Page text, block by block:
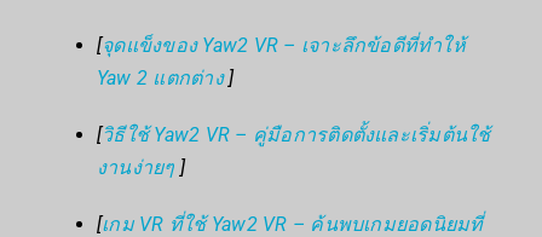
[จุดแข็งของ Yaw2 VR – เจาะลึกข้อดีที่ทำให้
Yaw 2 แตกต่าง]
[วิธีใช้ Yaw2 VR – คู่มือการติดตั้งและเริ่มต้นใช้
งานง่ายๆ ]
[เกม VR ที่ใช้ Yaw2 VR – ค้นพบเกมยอดนิยมที่